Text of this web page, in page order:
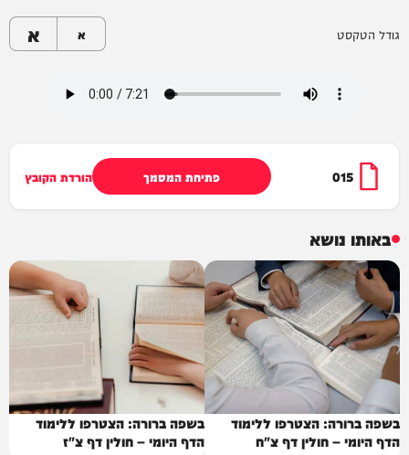
גודל הטקסט א א
015 פתיחת המסמך הורדת הקובץ
באותו נושא
בשפה ברורה: הצטרפו ללימוד
הדף היומי – חולין דף צ"ח
בשפה ברורה: הצטרפו ללימוד
הדף היומי – חולין דף צ"ז